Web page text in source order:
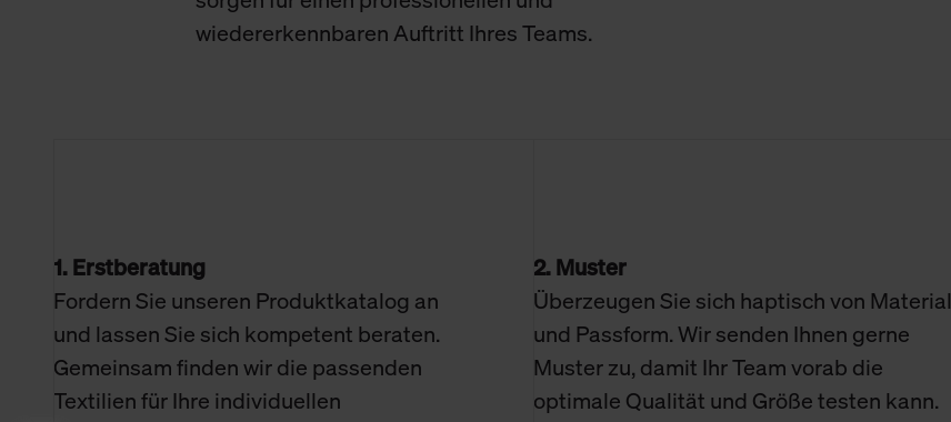
wiedererkennbaren Auftritt Ihres Teams.
1. Erstberatung
Fordern Sie unseren Produktkatalog an
und lassen Sie sich kompetent beraten.
Gemeinsam finden wir die passenden
Textilien für Ihre individuellen
2. Muster
Überzeugen Sie sich haptisch von Material
und Passform. Wir senden Ihnen gerne
Muster zu, damit Ihr Team vorab die
optimale Qualität und Größe testen kann.